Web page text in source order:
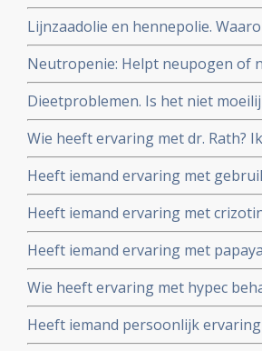
Lijnzaadolie en hennepolie.
Neutropenie: Helpt neupogen of
bloedlichaampjes - veroorzaakt
alternatieven voor?
Dieetproblemen. Is het niet
Moermandieet te volgen en kun
Wie heeft ervaring met dr. Rath?
Heeft iemand ervaring met
uitgezaaide prostaatkanker?
Heeft iemand ervaring met
Heeft iemand ervaring met
Wie heeft ervaring met hypec
Heeft iemand persoonlijk